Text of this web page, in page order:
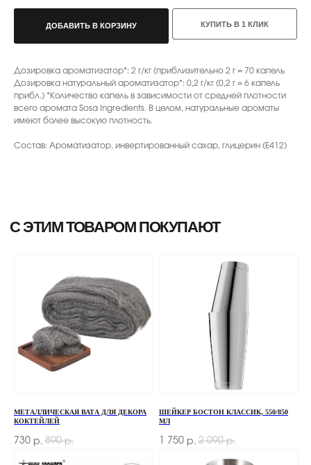
ДОБАВИТЬ В КОРЗИНУ КУПИТЬ В 1 КЛИК
Дозировка ароматизатор*: 2 г/кг (приблизительно 2 г = 70 капель
Дозировка натуральный ароматизатор*: 0,2 г/кг (0,2 г = 6 капель
прибл.) *Количество капель в зависимости от средней плотности
всего аромата Sosa Ingredients. В целом, натуральные ароматы
имеют более высокую плотность.
Состав: Ароматизатор, инвертированный сахар, глицерин (E412)
МЕТАЛЛИЧЕСКАЯ ВАТА ДЛЯ ДЕКОРА
КОКТЕЙЛЕЙ
730 р. 890 р.
ШЕЙКЕР БОСТОН КЛАССИК, 550/850
МЛ
1 750 р. 2 090 р.